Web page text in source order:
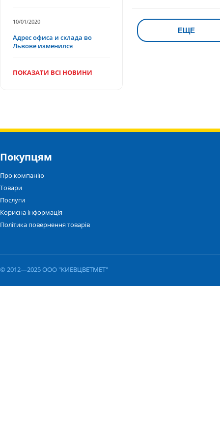
ЕЩЕ
10/01/2020
Адрес офиса и склада во
Львове изменился
ПОКАЗАТИ ВСІ НОВИНИ
Покупцям
Про компанію
Товари
Послуги
Корисна інформація
Політика повернення товарів
© 2012—2025 ООО "КИЕВЦВЕТМЕТ"